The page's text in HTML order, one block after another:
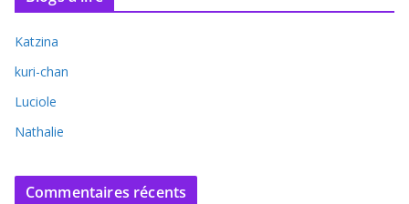
Katzina
kuri-chan
Luciole
Nathalie
Commentaires récents